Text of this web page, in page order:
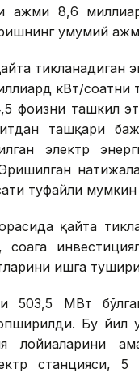
ҳажми 8,6
умумий
тикланадиган
кВт/
фоизни ташкил
ташқари
электр
туфайли мумкин
қайта
соҳага
ишга
503,5 МВт
Бу
лойиҳаларини
станцияси,